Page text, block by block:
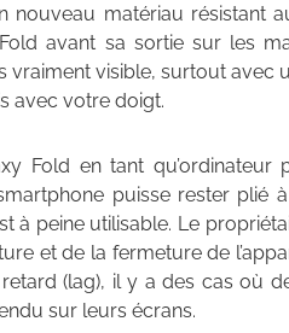
matériau résistant
avant sa sortie sur les
vraiment visible, surtout avec
avec votre doigt.
Fold en tant
puisse rester plié
à peine utilisable. Le
et de la fermeture de
retard (lag), il y a des cas où
sur leurs écrans.